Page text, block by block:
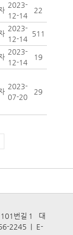
2023-
12-14
22
2023-
12-14
511
2023-
12-14
19
2023-
07-20
29
101번길 1 대
2245 | E-